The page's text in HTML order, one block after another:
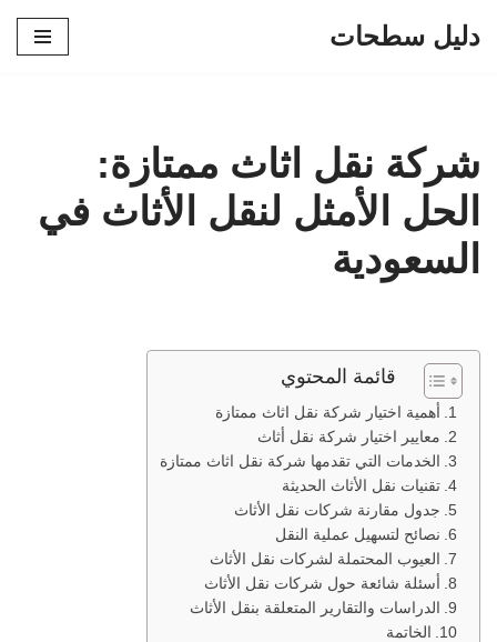
دليل سطحات
شركة نقل اثاث ممتازة:
الحل الأمثل لنقل الأثاث في
السعودية
قائمة المحتوي
أهمية اختيار شركة نقل اثاث ممتازة
معايير اختيار شركة نقل أثاث
الخدمات التي تقدمها شركة نقل اثاث ممتازة
تقنيات نقل الأثاث الحديثة
جدول مقارنة شركات نقل الأثاث
نصائح لتسهيل عملية النقل
العيوب المحتملة لشركات نقل الأثاث
أسئلة شائعة حول شركات نقل الأثاث
الدراسات والتقارير المتعلقة بنقل الأثاث
الخاتمة